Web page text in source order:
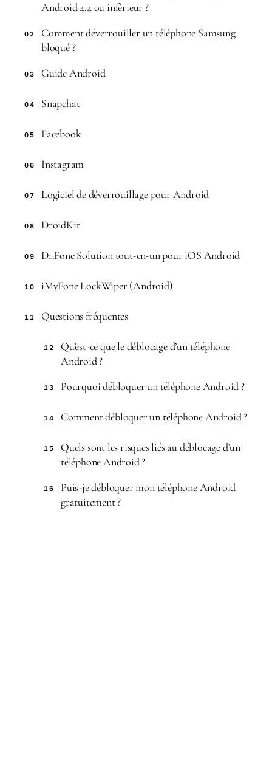
Android 4.4 ou inférieur ?
02
Comment déverrouiller un téléphone Samsung
bloqué ?
03 Guide Android
04 Snapchat
05 Facebook
06 Instagram
07 Logiciel de déverrouillage pour Android
08 DroidKit
09 Dr.Fone Solution tout-en-un pour iOS Android
10 iMyFone LockWiper (Android)
11 Questions fréquentes
12
Qu’est-ce que le déblocage d’un téléphone
Android ?
13 Pourquoi débloquer un téléphone Android ?
14 Comment débloquer un téléphone Android ?
15
Quels sont les risques liés au déblocage d’un
téléphone Android ?
16
Puis-je débloquer mon téléphone Android
gratuitement ?